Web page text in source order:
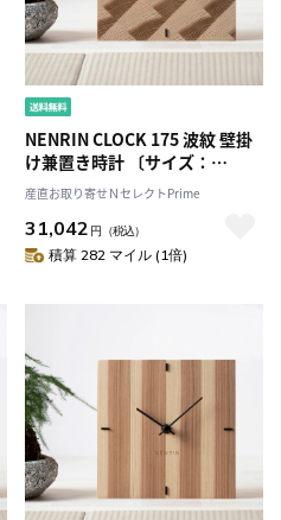
NENRIN CLOCK 175 波紋 壁掛
け兼置き時計 〔サイズ：
W175×H175×D40mm、補助
脚付き、単三電池1本〕［北海
道・離島 配送不可］
産直お取り寄せＮセレクトPrime
31,042 円 （税込）
積算 282 マイル (1倍)